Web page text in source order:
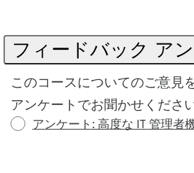
フィードバック ア
このコースについてのご意見
アンケートでお聞かせください
アンケート: 高度な IT 管理者